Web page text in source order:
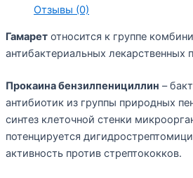
Отзывы (0)
Гамарет относится к группе
антибактериальных лекарственных
Прокаина бензилпенициллин –
антибиотик из группы природных
синтез клеточной стенки
потенцируется
активность против стрептококков.